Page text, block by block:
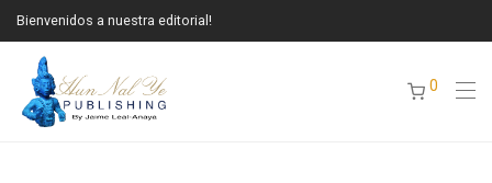
Bienvenidos a nuestra editorial!
0